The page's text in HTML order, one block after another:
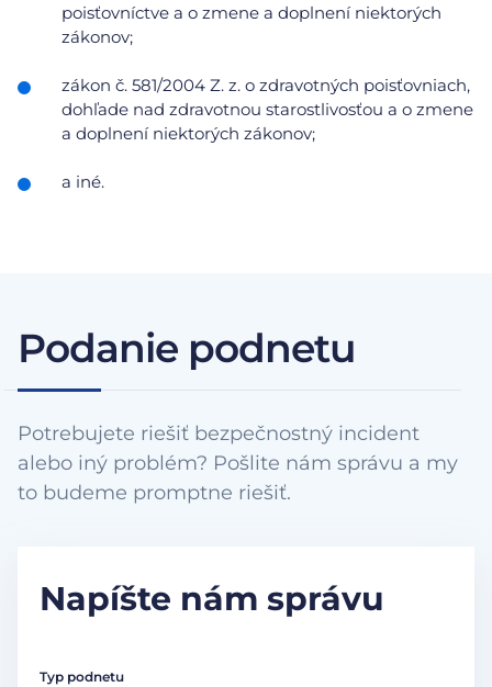
poisťovníctve a o zmene a doplnení niektorých
zákonov;
zákon č. 581/2004 Z. z. o zdravotných poisťovniach,
dohľade nad zdravotnou starostlivosťou a o zmene
a doplnení niektorých zákonov;
a iné.
Podanie podnetu
Potrebujete riešiť bezpečnostný incident
alebo iný problém? Pošlite nám správu a my
to budeme promptne riešiť.
Napíšte nám správu
Typ podnetu